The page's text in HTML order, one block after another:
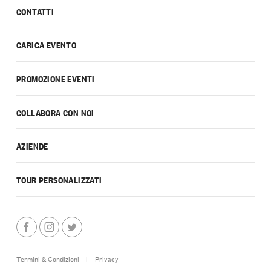
CONTATTI
CARICA EVENTO
PROMOZIONE EVENTI
COLLABORA CON NOI
AZIENDE
TOUR PERSONALIZZATI
Termini & Condizioni | Privacy